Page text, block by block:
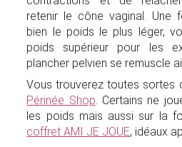
retenir le cône vaginal. Une
bien le poids le plus léger,
poids supérieur pour les
plancher pelvien se remuscle
Vous trouverez toutes sortes
Périnée Shop. Certains ne
les poids mais aussi sur la
coffret AMI JE JOUE, idéaux